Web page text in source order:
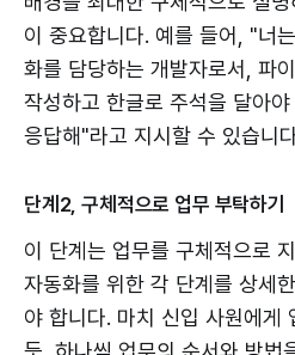
이 중요합니다. 예를 들어, "너
화를 담당하는 개발자로서, 파
작성하고 한글로 주석을 달아
응답해"라고 지시할 수 있습니
단계2, 구체적으로 업무 부탁하기
이 단계는 업무를 구체적으로
자동화를 위한 각 단계를 상세
야 합니다. 마치 신입 사원에게